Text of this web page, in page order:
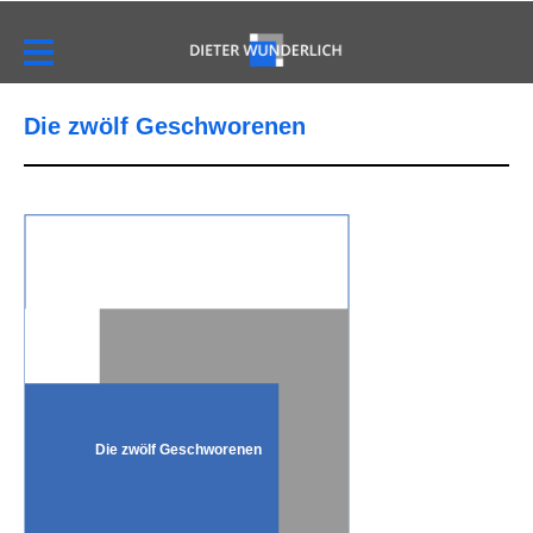
Die zwölf Geschworenen
Die zwölf Geschworenen